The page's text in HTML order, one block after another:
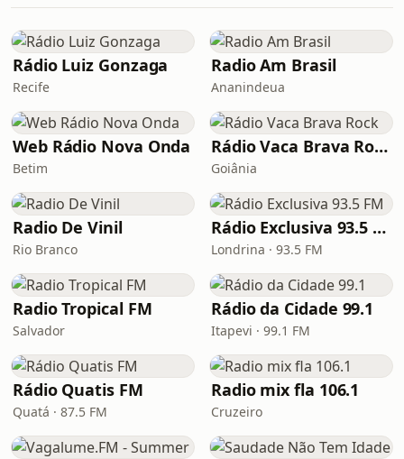
Rádio Luiz Gonzaga
Recife
Radio Am Brasil
Ananindeua
Web Rádio Nova Onda
Betim
Rádio Vaca Brava Rock
Goiânia
Radio De Vinil
Rio Branco
Rádio Exclusiva 93.5 FM
Londrina · 93.5 FM
Radio Tropical FM
Salvador
Rádio da Cidade 99.1
Itapevi · 99.1 FM
Rádio Quatis FM
Quatá · 87.5 FM
Radio mix fla 106.1
Cruzeiro